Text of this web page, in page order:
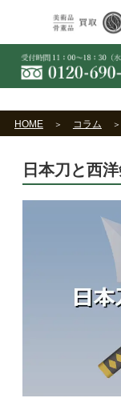
HOME コラム
日本刀と西